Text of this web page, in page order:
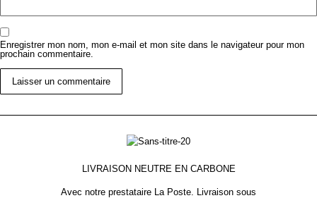
Enregistrer mon nom, mon e-mail et mon site dans le navigateur pour mon
prochain commentaire.
LIVRAISON NEUTRE EN CARBONE
Avec notre prestataire La Poste.
Livraison sous